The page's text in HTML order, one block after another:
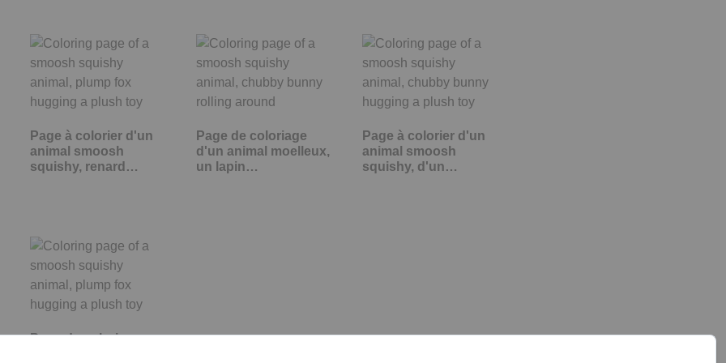
Page à colorier d'un
animal smoosh
squishy, renard…
Page de coloriage
d'un animal moelleux,
un lapin…
Page à colorier d'un
animal smoosh
squishy, d'un…
Page de coloriage